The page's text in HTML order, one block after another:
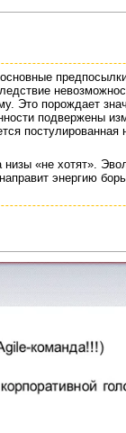
Это порождает
подвержены
низы «не хотят».
энергию